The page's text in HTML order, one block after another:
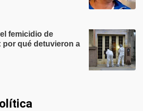
femicidio de
por qué detuvieron a